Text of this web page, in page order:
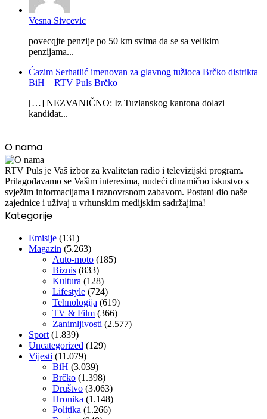
Vesna Sivcevic
povecqjte penzije po 50 km svima da se sa velikim
penzijama...
Ćazim Serhatlić imenovan za glavnog tužioca Brčko distrikta
BiH – RTV Puls Brčko
[…] NEZVANIČNO: Iz Tuzlanskog kantona dolazi
kandidat...
O nama
RTV Puls je Vaš izbor za kvalitetan radio i televizijski program.
Prilagođavamo se Vašim interesima, nudeći dinamično iskustvo s
svježim informacijama i raznovrsnom zabavom. Postani dio naše
zajednice i uživaj u vrhunskim medijskim sadržajima!
Kategorije
Emisije (131)
Magazin (5.263)
Auto-moto (185)
Biznis (833)
Kultura (128)
Lifestyle (724)
Tehnologija (619)
TV & Film (366)
Zanimljivosti (2.577)
Sport (1.839)
Uncategorized (129)
Vijesti (11.079)
BiH (3.039)
Brčko (1.398)
Društvo (3.063)
Hronika (1.148)
Politika (1.266)